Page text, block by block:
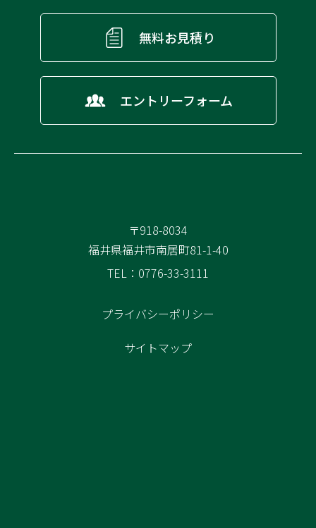
無料お見積り
エントリーフォーム
〒918-8034
福井県福井市南居町81-1-40
TEL：0776-33-3111
プライバシーポリシー
サイトマップ